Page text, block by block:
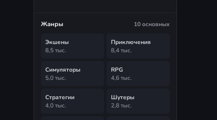
Жанры 10 основных
Экшены
8,5 тыс.
Приключения
8,4 тыс.
Симуляторы
5,0 тыс.
RPG
4,6 тыс.
Стратегии
4,0 тыс.
Шутеры
2,8 тыс.